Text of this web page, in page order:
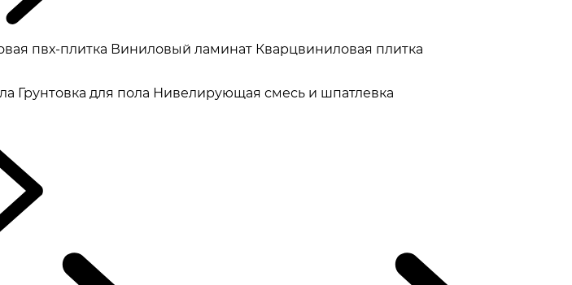
пвх-плитка Виниловый ламинат Кварцвиниловая плитка
Грунтовка для пола Нивелирующая смесь и шпатлевка